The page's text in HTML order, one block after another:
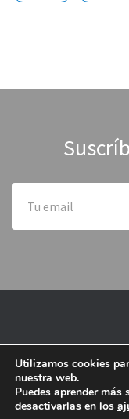
Utilizamos cookies
nuestra web.
Puedes aprender
desactivarlas en los